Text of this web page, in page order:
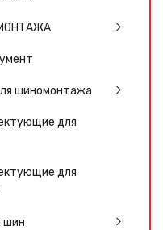
шиномонтажа
для
для
шин